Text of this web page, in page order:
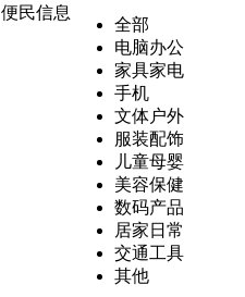
便民信息
全部
电脑办公
家具家电
手机
文体户外
服装配饰
儿童母婴
美容保健
数码产品
居家日常
交通工具
其他